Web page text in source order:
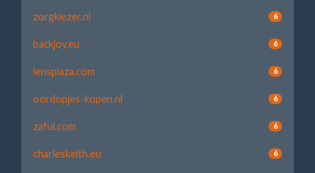
zorgkiezer.nl 6
backjoy.eu 6
lensplaza.com 6
oordopjes-kopen.nl 6
zaful.com 6
charleskeith.eu 6